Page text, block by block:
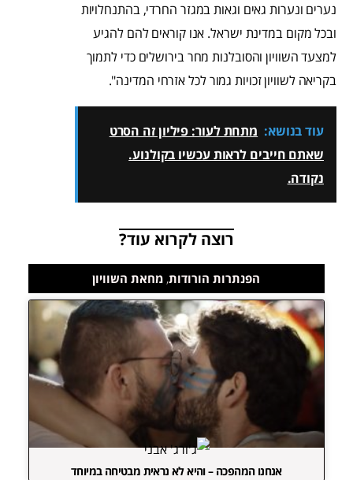
נערים ונערות גאים וגאות במגזר החרדי, בהתנחלויות
ובכל מקום במדינת ישראל. אנו קוראים להם להגיע
למצעד השוויון והסובלנות מחר בירושלים כדי לתמוך
בקריאה לשוויון זכויות גמור לכל אזרחי המדינה".
עוד בנושא: מתחת לעור: פיליון זה הסרט
שאתם חייבים לראות עכשיו בקולנוע.
נקודה.
רוצה לקרוא עוד?
הפנתרות הורודות,מחאת השוויון
אנחנו המהפכה – והיא לא נראית מבטיחה במיוחד